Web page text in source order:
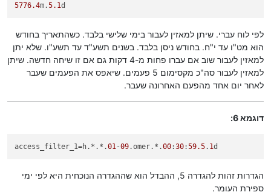
5776.4m.5.1d
לפי לוח עברי. שיתן למאזין לעבור בימי שלישי בלבד. כשהתאריך בחודש
הוא מט"ו עד י"ח. בחודש ניסן בלבד. בשנים תשע"ד עד תשע"ו. שלא יתן
למאזין לעבור שוב אם עברו פחות מ-4 דקות גם אם זו שיחה חדשה. שיתן
למאזין לעבור סה"כ מקסימום 5 פעמים. שיאפס את הפעמים שעבר
לאחר יום אחד מהפעם האחרונה שעבר.
דוגמא 6:
access_filter_1=h.*.*.01-09.omer.*.00:30:59.5. 1d
הגדרות זהות להגדרה 5, ההבדל הוא שההגדרה הנוכחית היא לפי ימי
ספירת העומר.